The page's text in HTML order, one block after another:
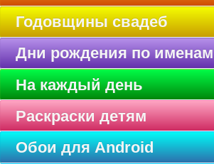
Годовщины свадеб
Дни рождения по именам
На каждый день
Раскраски детям
Обои для Android